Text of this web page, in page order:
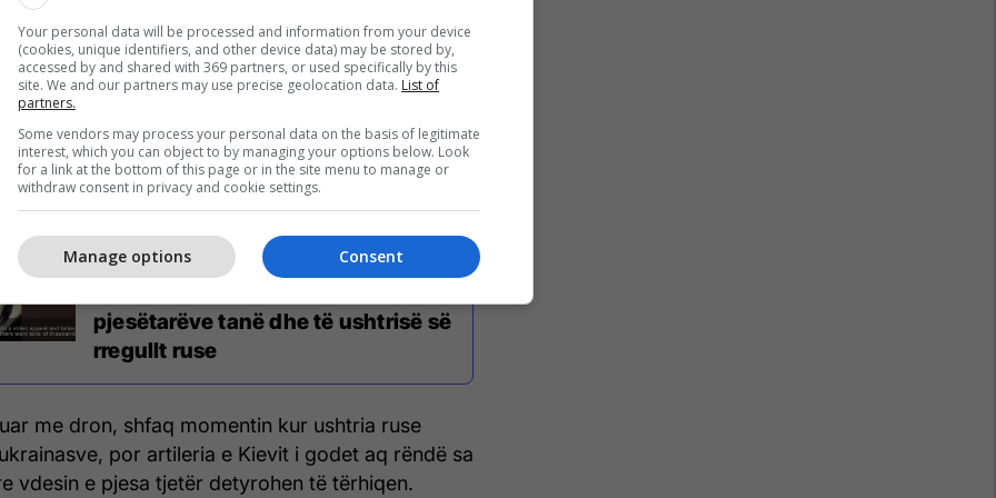
të avancojnë dhe të shtyjnë prapa
marrjen e armëve të rënda nga vendet
dëshmon të kundërtën komandantëve të lartë
Pjesëtari i Wagnerit nga Bakhmuti:
pjesëtarëve tanë dhe të ushtrisë së
rregullt ruse
me dron, shfaq momentin kur ushtria ruse
por artileria e Kievit i godet aq rëndë sa
vdesin e pjesa tjetër detyrohen të tërhiqen.
Your personal data will be processed and information from your device
(cookies, unique identifiers, and other device data) may be stored by,
accessed by and shared with 369 partners, or used specifically by this
site. We and our partners may use precise geolocation data. List of
partners.
Some vendors may process your personal data on the basis of legitimate
interest, which you can object to by managing your options below. Look
for a link at the bottom of this page or in the site menu to manage or
withdraw consent in privacy and cookie settings.
Consent
Manage options